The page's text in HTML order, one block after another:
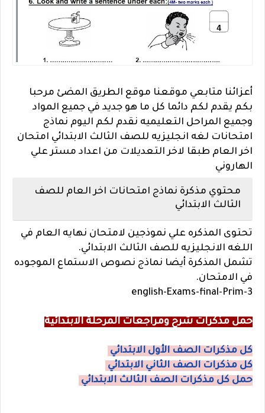
أعزائنا متابعي موقعنا موقع الطريق المضئ مرحبا
بكم يقدم لكم دائما كل ما هو جديد في جميع المواد
وجميع المراحل التعليميه نقدم لكم اليوم نماذج
امتحانات لغه انجليزيه للصف الثالث الابتدائي امتحان
اخر العام طبقا لاخر التعديلات من اعداد مستر علي
الهاروني
محتوي مذكرة نماذج امتحانات اخر العام للصف
الثالث الابتدائي
تحتوى المذكره علي نموذجين لامتحان نهايه العام في
اللغه الانجليزيه للصف الثالث الابتدائي.
تشمل المذكرة أيضا نماذج نصوص الاستماع الموجوده
في الامتحان.
english-Exams-final-Prim-3
حمل مذكرات شرح ومراجعات المرحلة الابتدائية
كل مذكرات الصف الأول الابتدائي
كل مذكرات الصف الثاني الابتدائي
حمل كل مذكرات الصف الثالث الابتدائي